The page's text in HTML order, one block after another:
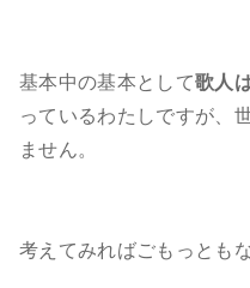
基本中の基本として歌人
っているわたしですが、
ません。
考えてみればごもっとも